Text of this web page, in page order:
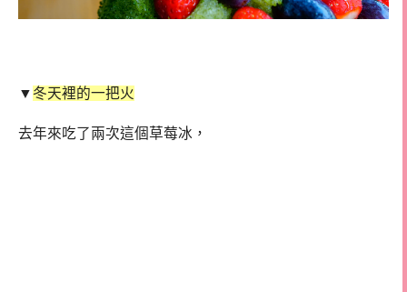
▼ 冬天裡的一把火
去年來吃了兩次這個草莓冰，